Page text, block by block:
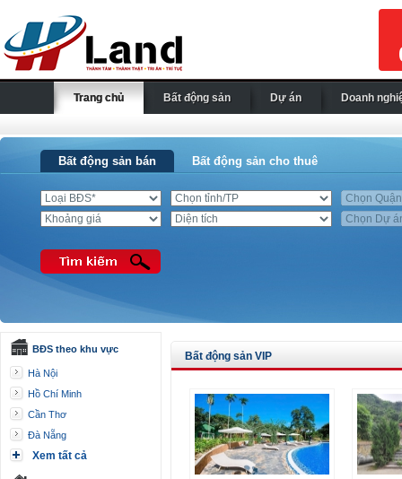
Trang chủ Bất động sản Dự án Doanh
Bất động sản bán Bất động sản cho thuê
BĐS theo khu vực
Hà Nội
Hồ Chí Minh
Cần Thơ
Đà Nẵng
Xem tất cả
Bất động sản VIP